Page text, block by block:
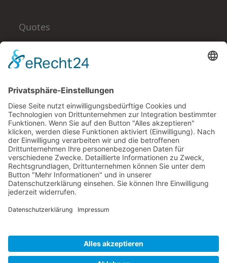
Quotes
Alles, was wir für uns selbst tun, tun wir auch für
andere, und alles, was wir für andere tun, tun wir
auch für uns selbst.
Thich Nhat Hanh
Ich bin auch auf
Facebook
Instagram
YouTube
CopyrightOK QiGong2026 - All Rights Reserved
* Wir verlinken mit sog. 'Affiliate-Links' auf Online-
Shops und Partner,